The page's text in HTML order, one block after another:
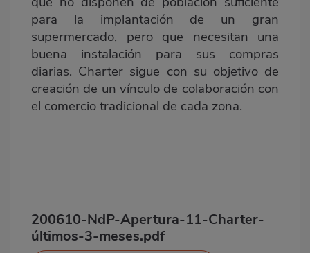
para la implantación de un gran
supermercado, pero que necesitan una
buena instalación para sus compras
diarias. Charter sigue con su objetivo de
creación de un vínculo de colaboración con
el comercio tradicional de cada zona.
200610-NdP-Apertura-11-Charter-
últimos-3-meses.pdf